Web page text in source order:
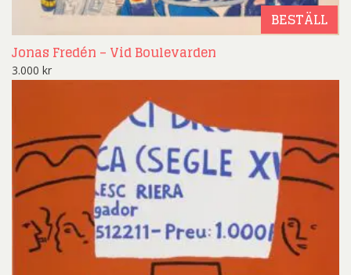
BESTÄLL
Jonas Fredén – Vid Boulevarden
3.000 kr